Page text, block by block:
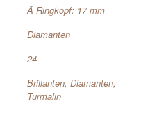
Ã Ringkopf: 17 mm
Diamanten
24
Brillanten, Diamanten,
Turmalin